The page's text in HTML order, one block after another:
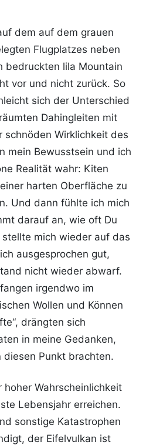
dem auf dem grauen
Flugplatzes neben
bedruckten lila Mountain
vor und nicht zurück. So
sich der Unterschied
Dahingleiten mit
schnöden Wirklichkeit des
mein Bewusstsein und ich
Realität wahr: Kiten
harten Oberfläche zu
Und dann fühlte ich mich
darauf an, wie oft Du
mich wieder auf das
ausgesprochen gut,
nicht wieder abwarf.
irgendwo im
Wollen und Können
drängten sich
in meine Gedanken,
diesen Punkt brachten.
hoher Wahrscheinlichkeit
Lebensjahr erreichen.
sonstige Katastrophen
der Eifelvulkan ist